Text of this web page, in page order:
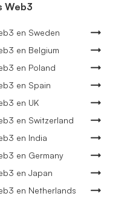
Web3
en Sweden
en Belgium
en Poland
en Spain
en UK
en Switzerland
en India
en Germany
en Japan
en Netherlands